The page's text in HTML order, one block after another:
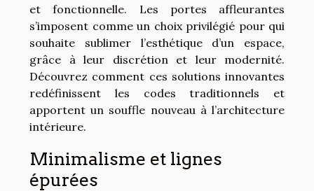
et fonctionnelle. Les portes affleurantes
s’imposent comme un choix privilégié pour qui
souhaite sublimer l’esthétique d’un espace,
grâce à leur discrétion et leur modernité.
Découvrez comment ces solutions innovantes
redéfinissent les codes traditionnels et
apportent un souffle nouveau à l’architecture
intérieure.
Minimalisme et lignes
épurées